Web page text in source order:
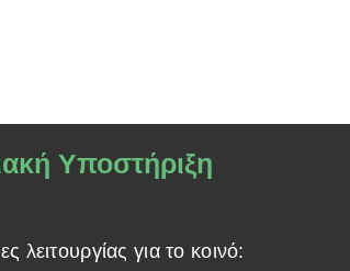
Υποστήριξη
λειτουργίας για το κοινό: